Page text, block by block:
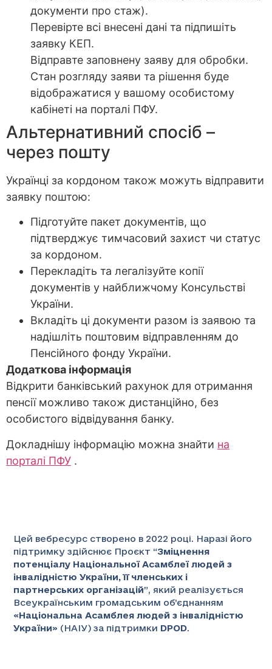
документи про стаж).
Перевірте всі внесені дані та підпишіть
заявку КЕП.
Відправте заповнену заяву для обробки.
Стан розгляду заяви та рішення буде
відображатися у вашому особистому
кабінеті на порталі ПФУ.
Альтернативний спосіб –
через пошту
Українці за кордоном також можуть відправити
заявку поштою:
Підготуйте пакет документів, що
підтверджує тимчасовий захист чи статус
за кордоном.
Перекладіть та легалізуйте копії
документів у найближчому Консульстві
України.
Вкладіть ці документи разом із заявою та
надішліть поштовим відправленням до
Пенсійного фонду України.
Додаткова інформація
Відкрити банківський рахунок для отримання
пенсії можливо також дистанційно, без
особистого відвідування банку.
Докладнішу інформацію можна знайти на
порталі ПФУ .
Цей вебресурс створено в 2022 році. Наразі його
підтримку здійснює Проєкт “Зміцнення
потенціалу Національної Асамблеї людей з
інвалідністю України, її членських і
партнерських організацій”, який реалізується
Всеукраїнським громадським об’єднанням
«Національна Асамблея людей з інвалідністю
України» (НАІУ) за підтримки DPOD.